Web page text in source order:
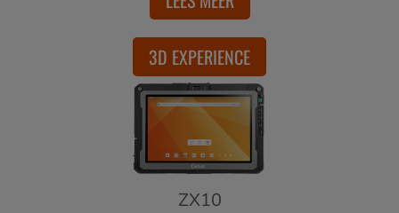
3D EXPERIENCE
ZX10